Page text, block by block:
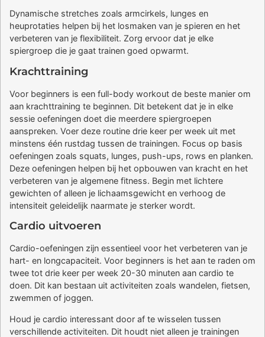
Dynamische stretches zoals armcirkels, lunges en
heuprotaties helpen bij het losmaken van je spieren en het
verbeteren van je flexibiliteit. Zorg ervoor dat je elke
spiergroep die je gaat trainen goed opwarmt.
Krachttraining
Voor beginners is een full-body workout de beste manier om
aan krachttraining te beginnen. Dit betekent dat je in elke
sessie oefeningen doet die meerdere spiergroepen
aanspreken. Voer deze routine drie keer per week uit met
minstens één rustdag tussen de trainingen. Focus op basis
oefeningen zoals squats, lunges, push-ups, rows en planken.
Deze oefeningen helpen bij het opbouwen van kracht en het
verbeteren van je algemene fitness. Begin met lichtere
gewichten of alleen je lichaamsgewicht en verhoog de
intensiteit geleidelijk naarmate je sterker wordt.
Cardio uitvoeren
Cardio-oefeningen zijn essentieel voor het verbeteren van je
hart- en longcapaciteit. Voor beginners is het aan te raden om
twee tot drie keer per week 20-30 minuten aan cardio te
doen. Dit kan bestaan uit activiteiten zoals wandelen, fietsen,
zwemmen of joggen.
Houd je cardio interessant door af te wisselen tussen
verschillende activiteiten. Dit houdt niet alleen je trainingen